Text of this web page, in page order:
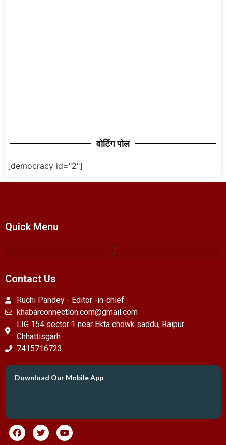
वोटिंग पोल
[democracy id="2"]
Quick Menu
Contact Us
Ruchi Pandey - Editor -in-chief
khabarconnection.com@gmail.com
LIG 154 sector 1 near Ekta chowk saddu, Raipur
Chhattisgarh
7415716723
Download Our Mobile App